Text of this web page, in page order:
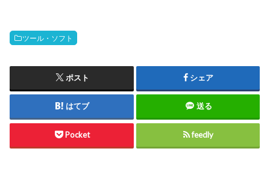
ツール・ソフト
ポスト シェア
はてブ 送る
Pocket feedly